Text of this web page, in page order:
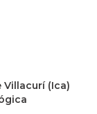
(Ica)